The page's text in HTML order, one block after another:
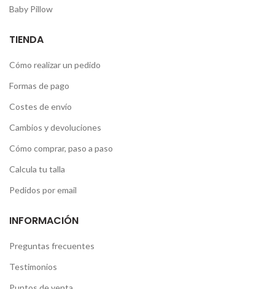
Baby Pillow
TIENDA
Cómo realizar un pedido
Formas de pago
Costes de envío
Cambios y devoluciones
Cómo comprar, paso a paso
Calcula tu talla
Pedidos por email
INFORMACIÓN
Preguntas frecuentes
Testimonios